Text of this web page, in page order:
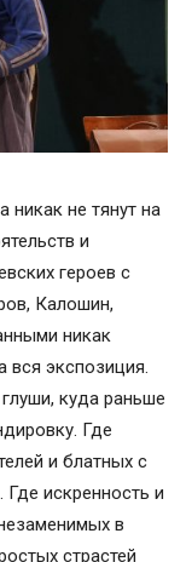
не тянут на
и
героев с
Калошин,
никак
вся экспозиция.
куда раньше
Где
и блатных с
искренность и
в
страстей